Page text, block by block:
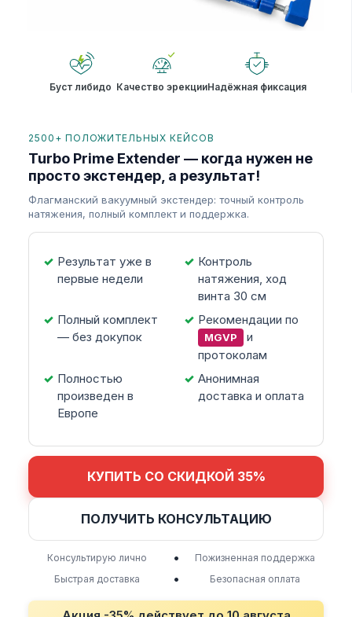
Буст либидо Качество эрекцииНадёжная фиксация
2500+ ПОЛОЖИТЕЛЬНЫХ КЕЙСОВ
Turbo Prime Extender — когда нужен не
просто экстендер, а результат!
Флагманский вакуумный экстендер: точный контроль
натяжения, полный комплект и поддержка.
Результат уже в
первые недели
Контроль
натяжения, ход
винта 30 см
Полный комплект
— без докупок
Рекомендации по
MGVP
и
протоколам
Полностью
произведен в
Европе
Анонимная
доставка и оплата
КУПИТЬ СО СКИДКОЙ 35%
ПОЛУЧИТЬ КОНСУЛЬТАЦИЮ
Консультирую лично •
Пожизненная поддержка
Быстрая доставка
• Безопасная оплата